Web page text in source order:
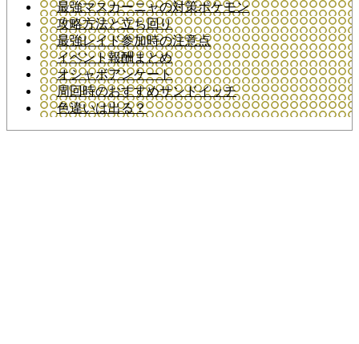
最強マスカーニャの対策ポケモン
攻略方法と立ち回り
最強レイド参加時の注意点
イベント報酬まとめ
オシャボアンケート
周回時のおすすめサンドイッチ
色違いは出る？